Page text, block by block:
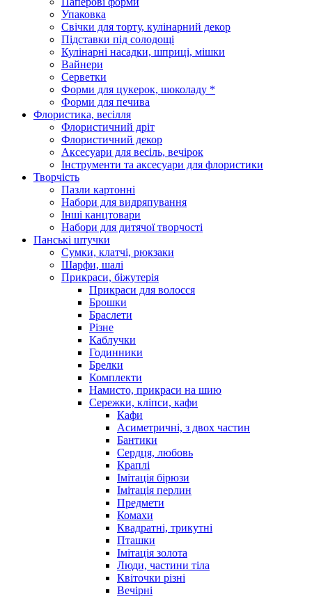
Упаковка
Свічки для торту, кулінарний декор
Підставки під солодощі
Кулінарні насадки, шприці, мішки
Вайнери
Серветки
Форми для цукерок, шоколаду *
Форми для печива
Флористика, весілля
Флористичний дріт
Флористичний декор
Аксесуари для весіль, вечірок
Інструменти та аксесуари для флористики
Творчість
Пазли картонні
Набори для видряпування
Інші канцтовари
Набори для дитячої творчості
Панські штучки
Сумки, клатчі, рюкзаки
Шарфи, шалі
Прикраси, біжутерія
Прикраси для волосся
Брошки
Браслети
Різне
Каблучки
Годинники
Брелки
Комплекти
Намисто, прикраси на шию
Сережки, кліпси, кафи
Кафи
Асиметричні, з двох частин
Бантики
Сердця, любовь
Краплі
Імітація бірюзи
Імітація перлин
Предмети
Комахи
Квадратні, трикутні
Пташки
Імітація золота
Люди, частини тіла
Квіточки різні
Вечірні